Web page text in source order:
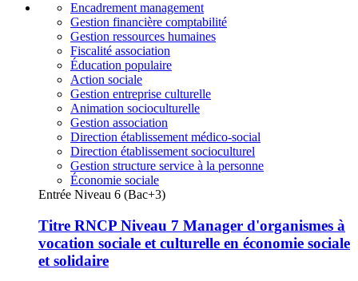
Encadrement management
Gestion financière comptabilité
Gestion ressources humaines
Fiscalité association
Éducation populaire
Action sociale
Gestion entreprise culturelle
Animation socioculturelle
Gestion association
Direction établissement médico-social
Direction établissement socioculturel
Gestion structure service à la personne
Économie sociale
Entrée Niveau 6 (Bac+3)
Titre RNCP Niveau 7 Manager d'organismes à
vocation sociale et culturelle en économie sociale
et solidaire